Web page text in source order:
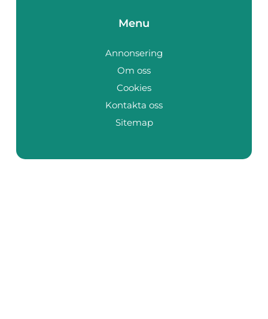
Menu
Annonsering
Om oss
Cookies
Kontakta oss
Sitemap